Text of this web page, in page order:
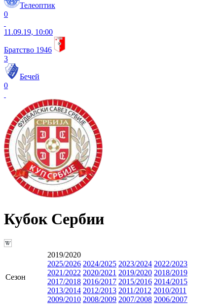
Телеоптик
0
11.09.19, 10:00
Братство 1946
3
Бечей
0
Кубок Сербии
Сезон
2019/2020
2025/2026 2024/2025 2023/2024 2022/2023
2021/2022 2020/2021 2019/2020 2018/2019
2017/2018 2016/2017 2015/2016 2014/2015
2013/2014 2012/2013 2011/2012 2010/2011
2009/2010 2008/2009 2007/2008 2006/2007